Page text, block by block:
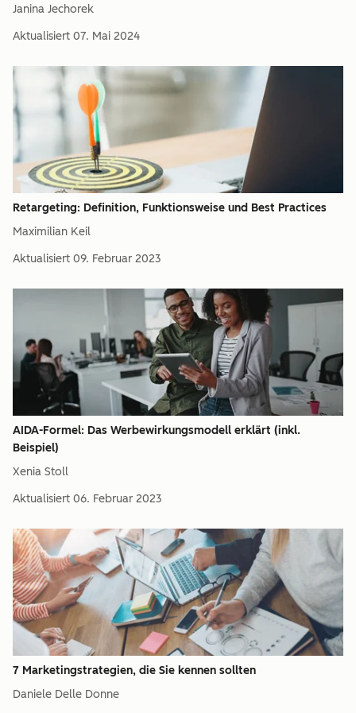
Janina Jechorek
Aktualisiert 07. Mai 2024
Retargeting: Definition, Funktionsweise und Best Practices
Maximilian Keil
Aktualisiert 09. Februar 2023
AIDA-Formel: Das Werbewirkungsmodell erklärt (inkl.
Beispiel)
Xenia Stoll
Aktualisiert 06. Februar 2023
7 Marketingstrategien, die Sie kennen sollten
Daniele Delle Donne